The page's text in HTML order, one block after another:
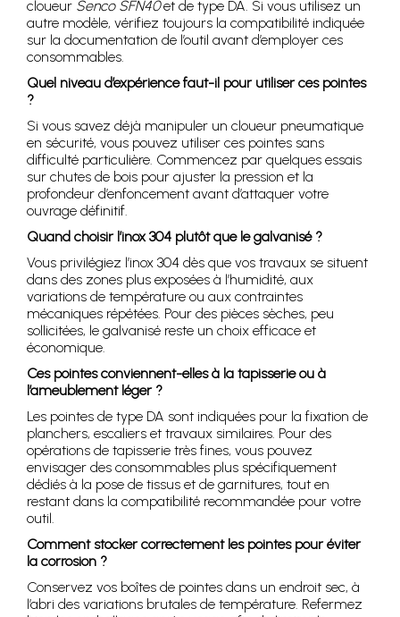
cloueur Senco SFN40et de type DA. Si vous utilisez un
autre modèle, vérifiez toujours la compatibilité indiquée
sur la documentation de l’outil avant d’employer ces
consommables.
Quel niveau d’expérience faut-il pour utiliser ces pointes
?
Si vous savez déjà manipuler un cloueur pneumatique
en sécurité, vous pouvez utiliser ces pointes sans
difficulté particulière. Commencez par quelques essais
sur chutes de bois pour ajuster la pression et la
profondeur d’enfoncement avant d’attaquer votre
ouvrage définitif.
Quand choisir l’inox 304 plutôt que le galvanisé ?
Vous privilégiez l’inox 304 dès que vos travaux se situent
dans des zones plus exposées à l’humidité, aux
variations de température ou aux contraintes
mécaniques répétées. Pour des pièces sèches, peu
sollicitées, le galvanisé reste un choix efficace et
économique.
Ces pointes conviennent-elles à la tapisserie ou à
l’ameublement léger ?
Les pointes de type DA sont indiquées pour la fixation de
planchers, escaliers et travaux similaires. Pour des
opérations de tapisserie très fines, vous pouvez
envisager des consommables plus spécifiquement
dédiés à la pose de tissus et de garnitures, tout en
restant dans la compatibilité recommandée pour votre
outil.
Comment stocker correctement les pointes pour éviter
la corrosion ?
Conservez vos boîtes de pointes dans un endroit sec, à
l’abri des variations brutales de température. Refermez